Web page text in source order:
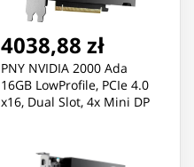
4038,88 zł
PNY NVIDIA 2000 Ada
16GB LowProfile, PCIe 4.0
x16, Dual Slot, 4x Mini DP
2.0, small box